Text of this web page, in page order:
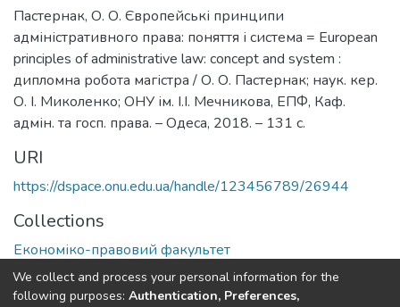
Пастернак, О. О. Європейські принципи
адміністративного права: поняття і система = European
principles of administrative law: concept and system :
дипломна робота магістра / О. О. Пастернак; наук. кер.
О. І. Миколенко; ОНУ ім. І.І. Мечникова, ЕПФ, Каф.
адмін. та госп. права. – Одеса, 2018. – 131 с.
URI
https://dspace.onu.edu.ua/handle/123456789/26944
Collections
Економіко-правовий факультет
Full item page
We collect and process your personal information for the
following purposes: Authentication, Preferences,